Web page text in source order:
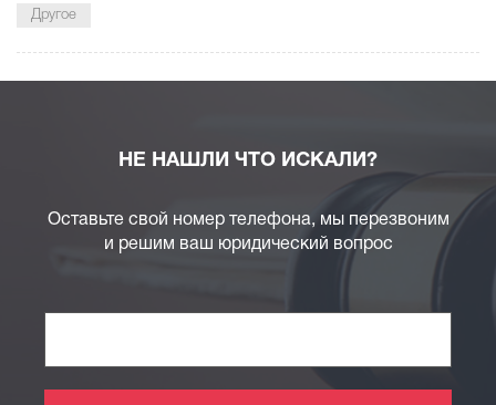
Другое
НЕ НАШЛИ ЧТО ИСКАЛИ?
Оставьте свой номер телефона, мы перезвоним
и решим ваш юридический вопрос